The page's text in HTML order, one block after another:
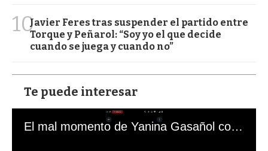
10Javier Feres tras suspender el partido entre
Torque y Peñarol: “Soy yo el que decide
cuando se juega y cuando no”
Te puede interesar
El mal momento de Yanina Gasañol con un hincha argentino en "Subrayado"